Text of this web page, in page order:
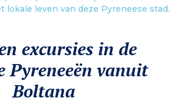
lokale leven van deze Pyreneese stad.
excursies in de
Pyreneeën vanuit
Boltana